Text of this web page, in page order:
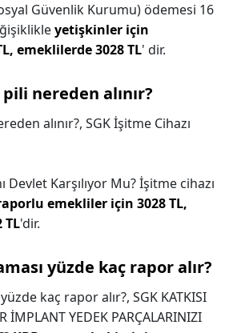
Güvenlik Kurumu) ödemesi 16
yetişkinler için
emeklilerde 3028 TL' dir.
nereden alınır?
alınır?, SGK İşitme Cihazı
Devlet Karşılıyor Mu? İşitme cihazı
emekliler için 3028 TL,
TL'dir.
yüzde kaç rapor alır?
kaç rapor alır?, SGK KATKISI
İMPLANT YEDEK PARÇALARINIZI